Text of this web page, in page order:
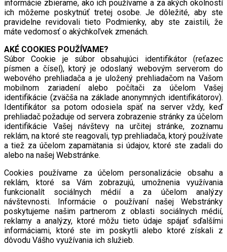
informácie zbierame, ako ich používame a za akých okolností
ich môžeme poskytnúť tretej osobe. Je dôležité, aby ste
pravidelne revidovali tieto Podmienky, aby ste zaistili, že
máte vedomosť o akýchkoľvek zmenách.
AKÉ COOKIES POUŽÍVAME?
Súbor Cookie je súbor obsahujúci identifikátor (reťazec
písmen a čísel), ktorý je odoslaný webovým serverom do
webového prehliadača a je uložený prehliadačom na Vašom
mobilnom zariadení alebo počítači za účelom Vašej
identifikácie (zväčša na základe anonymných identifikátorov).
Identifikátor sa potom odosiela späť na server vždy, keď
prehliadač požaduje od servera zobrazenie stránky za účelom
identifikácie Vašej návštevy na určitej stránke, zoznamu
reklám, na ktoré ste reagovali, typ prehliadača, ktorý používate
a tiež za účelom zapamätania si údajov, ktoré ste zadali do
alebo na našej Webstránke.
Cookies používame za účelom personalizácie obsahu a
reklám, ktoré sa Vám zobrazujú, umožnenia využívania
funkcionalít sociálnych médií a za účelom analýzy
návštevnosti. Informácie o používaní našej Webstránky
poskytujeme našim partnerom z oblasti sociálnych médií,
reklamy a analýzy, ktoré môžu tieto údaje spájať sďalšími
informáciami, ktoré ste im poskytli alebo ktoré získali z
dôvodu Vášho využívania ich služieb.